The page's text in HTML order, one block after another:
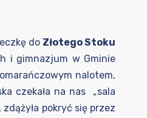
do Złotego Stoku
i gimnazjum w Gminie
nalotem,
czekała na nas „sala
pokryć się przez